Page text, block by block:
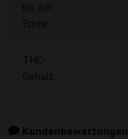
THC-
Gehalt
Kundenbewertungen